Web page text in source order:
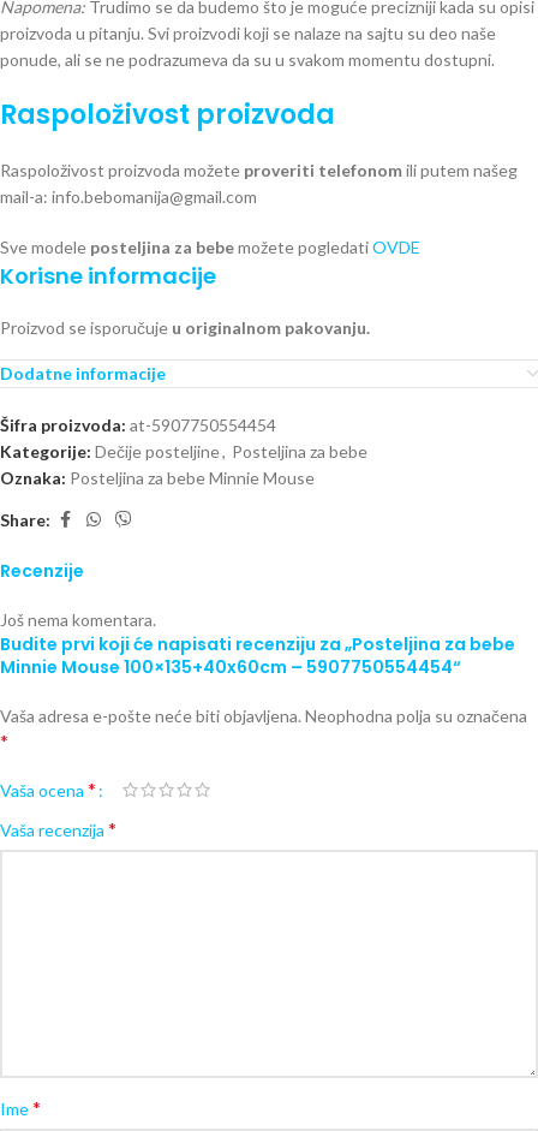
Napomena: Trudimo se da budemo što je moguće precizniji kada su opisi
proizvoda u pitanju. Svi proizvodi koji se nalaze na sajtu su deo naše
ponude, ali se ne podrazumeva da su u svakom momentu dostupni.
Raspoloživost proizvoda
Raspoloživost proizvoda možete proveriti telefonomili putem našeg
mail-a: info.bebomanija@gmail.com
Sve modele posteljina za bebemožete pogledatiOVDE
Korisne informacije
Proizvod se isporučuje u originalnom pakovanju.
Dodatne informacije
Šifra proizvoda: at-5907750554454
Kategorije: Dečije posteljine, Posteljina za bebe
Oznaka: Posteljina za bebe Minnie Mouse
Share:
Recenzije
Još nema komentara.
Budite prvi koji će napisati recenziju za „Posteljina za bebe
Minnie Mouse 100×135+40x60cm – 5907750554454“
Vaša adresa e-pošte neće biti objavljena. Neophodna polja su označena
*
Vaša ocena *
Vaša recenzija *
Ime*